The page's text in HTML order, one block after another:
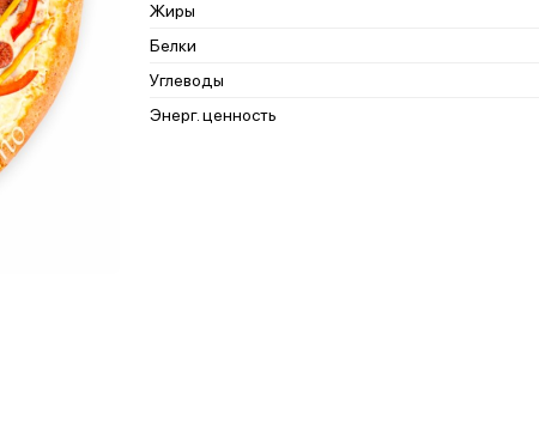
Жиры
Белки
Углеводы
Энерг. ценность